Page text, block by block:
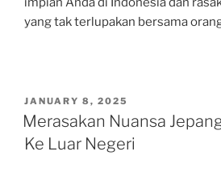
yang tak terlupakan bersama
POSTED
ON
JANUARY 8, 2025
Merasakan Nuansa
Ke Luar Negeri